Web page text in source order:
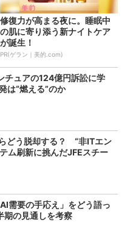
修復力が高まる夜に。睡眠中
の肌に寄り添う新ナイトケア
が誕生！
PR(ゲラン｜美的.com)
チュアの124億円訴訟に学
は“燃える”のか
どう脱却する？ “非ITエン
ム刷新に挑んだJFEスチー
需要の手応え」をどう語っ
の見通しを考察